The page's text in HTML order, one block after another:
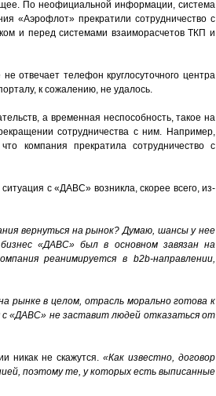
По неофициальной информации, система
«Аэрофлот» прекратили сотрудничество с
и перед системами взаиморасчетов ТКП и
отвечает телефон круглосуточного центра
к сожалению, не удалось.
а временная неспособность, такое на
сотрудничества с ним. Например,
компания прекратила сотрудничество с
с «ДАВС» возникла, скорее всего, из-
вернуться на рынок? Думаю, шансыу нее
«ДАВС» был в основном завязан на
реанимируется в b2b-направлении,
рынке в целом, отрасль морально готова к
«ДАВС» не заставит людей отказаться от
никак не скажутся.«Как известно, договор
поэтому те, у которых есть выписанные